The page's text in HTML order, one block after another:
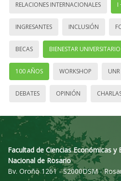
RELACIONES INTERNACIONALES I
INGRESANTES INCLUSIÓN
BECAS BIENESTAR UNIVERSITARIO
100 AÑOS WORKSHOP UNR
DEBATES OPINIÓN
Facultad de Ciencias Económicas y
Nacional de Rosario
Bv. Oroño 1261 - S2000DSM -